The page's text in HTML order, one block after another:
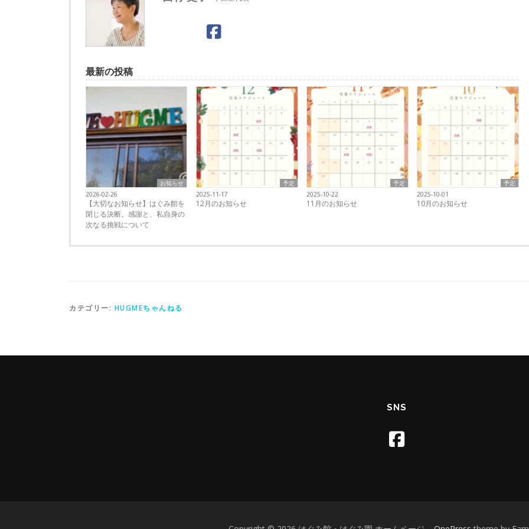
ー
使
っ
て
く
だ
さ
最新の投稿
お知らせ
2026-02-26
【大切なお知らせ】はぐみ館を
閉じる決断。感謝と、私自身の
次なる挑戦について
予定
2025-11-17
12月のお知らせ
予定
2025-10-22
11月のお知らせ
予定
2025-10-01
10月のお知らせ
カテゴリー: HUGMEちゃんねる
SNS